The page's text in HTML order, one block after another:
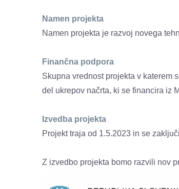
Namen projekta
Namen projekta je razvoj novega
Finančna podpora
Skupna vrednost projekta v katerem
del ukrepov načrta, ki se financira iz
Izvedba projekta
Projekt traja od 1.5.2023 in se
Z izvedbo projekta bomo razvili nov